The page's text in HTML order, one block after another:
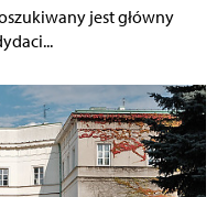
jest główny